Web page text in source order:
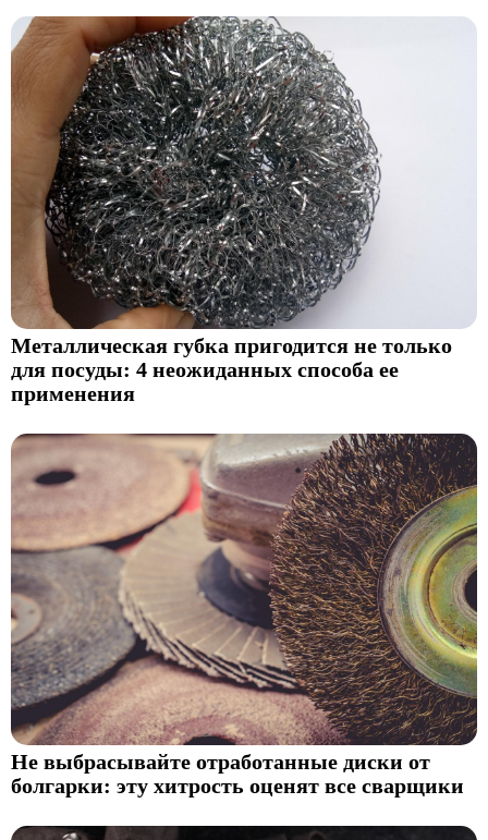
Металлическая губка пригодится не только
для посуды: 4 неожиданных способа ее
применения
Не выбрасывайте отработанные диски от
болгарки: эту хитрость оценят все сварщики